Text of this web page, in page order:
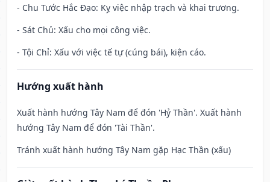
- Chu Tước Hắc Đạo: Kỵ việc nhập trạch và khai trương.
- Sát Chủ: Xấu cho mọi công việc.
- Tội Chỉ: Xấu với việc tế tự (cúng bái), kiện cáo.
Hướng xuất hành
Xuất hành hướng Tây Nam để đón 'Hỷ Thần'. Xuất hành
hướng Tây Nam để đón 'Tài Thần'.
Tránh xuất hành hướng Tây Nam gặp Hạc Thần (xấu)